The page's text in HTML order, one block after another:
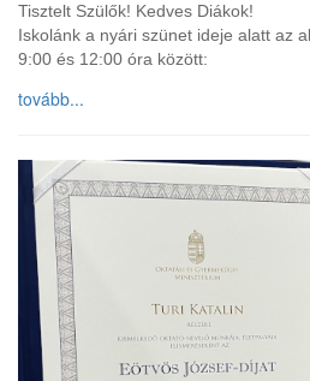
Tisztelt Szülők! Kedves Diákok!
Iskolánk a nyári szünet ideje alatt az
9:00 és 12:00 óra között:
tovább...